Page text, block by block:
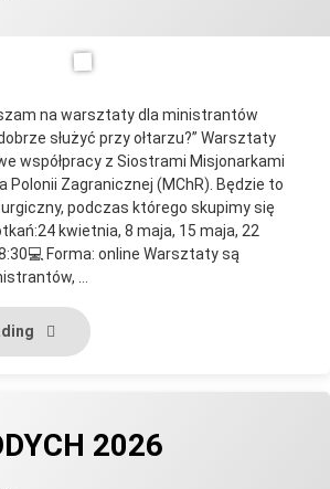
na warsztaty dla ministrantów
służyć przy ołtarzu?” Warsztaty
współpracy z Siostrami Misjonarkami
Polonii Zagranicznej (MChR). Będzie to
podczas którego skupimy się
kwietnia, 8 maja, 15 maja, 22
Forma: online Warsztaty są
…
„Jak dobrze służyć przy ołtarzu?”
2026